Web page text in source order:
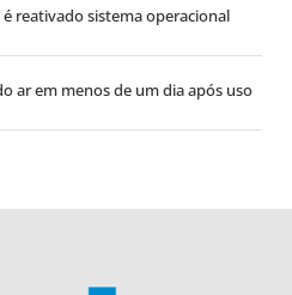
reativado sistema operacional
ar em menos de um dia após uso